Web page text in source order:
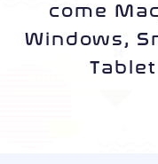
come
Windows,